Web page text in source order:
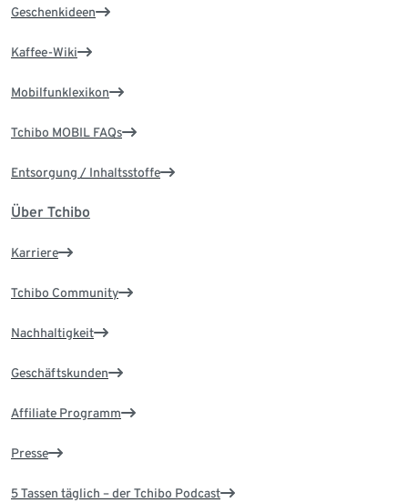
Geschenkideen
Kaffee-Wiki
Mobilfunklexikon
Tchibo MOBIL FAQs
Entsorgung / Inhaltsstoffe
Über Tchibo
Karriere
Tchibo Community
Nachhaltigkeit
Geschäftskunden
Affiliate Programm
Presse
5 Tassen täglich – der Tchibo Podcast